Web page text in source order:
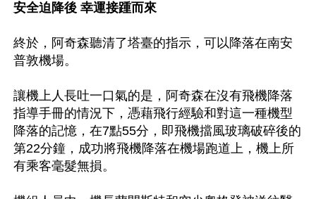
安全迫降後 幸運接踵而來
終於，阿奇森聽清了塔臺的指示，可以降落在南安
普敦機場。
讓機上人長吐一口氣的是，阿奇森在沒有飛機降落
指導手冊的情況下，憑藉飛行經驗和對這一種機型
降落的記憶，在7點55分，即飛機擋風玻璃破碎後的
第22分鐘，成功將飛機降落在機場跑道上，機上所
有乘客毫髮無損。